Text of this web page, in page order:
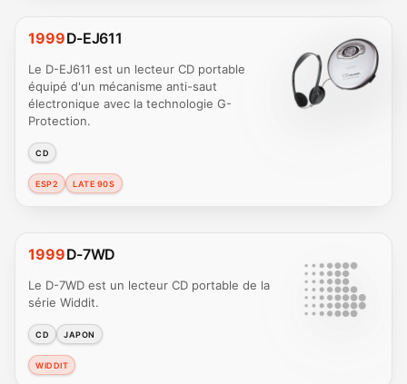
1999D-EJ611
Le D-EJ611 est un lecteur CD portable
équipé d'un mécanisme anti-saut
électronique avec la technologie G-
Protection.
CD
ESP2 LATE 90S
1999D-7WD
Le D-7WD est un lecteur CD portable de la
série Widdit.
CD JAPON
WIDDIT